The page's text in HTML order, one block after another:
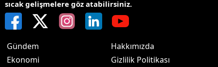
sıcak gelişmelere göz atabilirsiniz.
Gündem
Ekonomi
Hakkımızda
Gizlilik Politikası